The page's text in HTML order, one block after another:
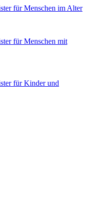
für Menschen im Alter
für Menschen mit
für Kinder und